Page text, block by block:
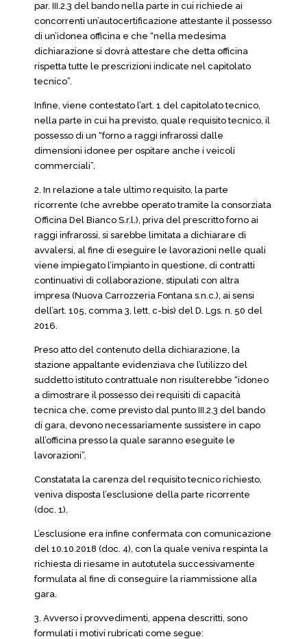
par. III.2.3 del bando nella parte in cui richiede ai
concorrenti un’autocertificazione attestante il possesso
di un’idonea officina e che “nella medesima
dichiarazione si dovrà attestare che detta officina
rispetta tutte le prescrizioni indicate nel capitolato
tecnico”.
Infine, viene contestato l’art. 1 del capitolato tecnico,
nella parte in cui ha previsto, quale requisito tecnico, il
possesso di un “forno a raggi infrarossi dalle
dimensioni idonee per ospitare anche i veicoli
commerciali”.
2. In relazione a tale ultimo requisito, la parte
ricorrente (che avrebbe operato tramite la consorziata
Officina Del Bianco S.r.l.), priva del prescritto forno ai
raggi infrarossi, si sarebbe limitata a dichiarare di
avvalersi, al fine di eseguire le lavorazioni nelle quali
viene impiegato l’impianto in questione, di contratti
continuativi di collaborazione, stipulati con altra
impresa (Nuova Carrozzeria Fontana s.n.c.), ai sensi
dell’art. 105, comma 3, lett. c-bis) del D. Lgs. n. 50 del
2016.
Preso atto del contenuto della dichiarazione, la
stazione appaltante evidenziava che l’utilizzo del
suddetto istituto contrattuale non risulterebbe “idoneo
a dimostrare il possesso dei requisiti di capacità
tecnica che, come previsto dal punto III.2.3 del bando
di gara, devono necessariamente sussistere in capo
all’officina presso la quale saranno eseguite le
lavorazioni”.
Constatata la carenza del requisito tecnico richiesto,
veniva disposta l’esclusione della parte ricorrente
(doc. 1).
L’esclusione era infine confermata con comunicazione
del 10.10.2018 (doc. 4), con la quale veniva respinta la
richiesta di riesame in autotutela successivamente
formulata al fine di conseguire la riammissione alla
gara.
3. Avverso i provvedimenti, appena descritti, sono
formulati i motivi rubricati come segue: